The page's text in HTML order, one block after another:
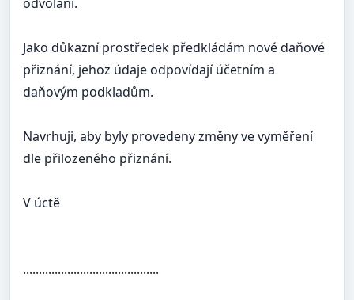
Jako důkazní prostředek předkládám nové daňové
přiznání, jehoz údaje odpovídají účetním a
daňovým podkladům.
Navrhuji, aby byly provedeny změny ve vyměření
dle přilozeného přiznání.
V úctě
...........................................